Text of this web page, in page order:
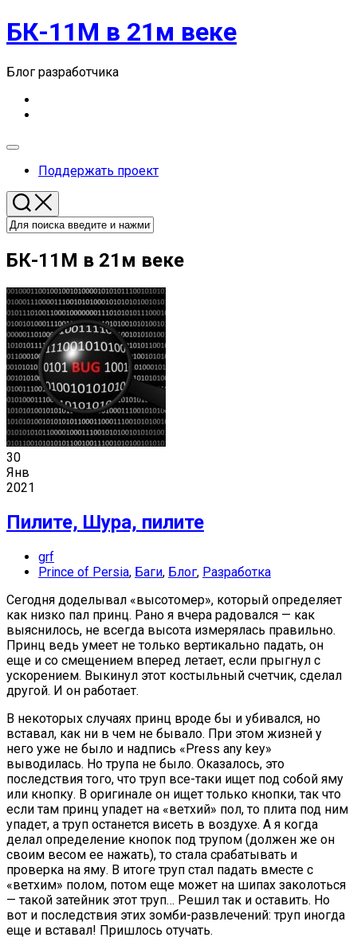
Перейти
кБК-11М в 21м веке
Блог разработчика
Развернуть
Поддержать проект
БК-11М в 21м веке
30
Янв
2021
Пилите, Шура, пилите
grf
Prince of Persia, Баги, Блог, Разработка
Сегодня доделывал «высотомер», который определяет
как низко пал принц. Рано я вчера радовался — как
выяснилось, не всегда высота измерялась правильно.
Принц ведь умеет не только вертикально падать, он
еще и со смещением вперед летает, если прыгнул с
ускорением. Выкинул этот костыльный счетчик, сделал
другой. И он работает.
В некоторых случаях принц вроде бы и убивался, но
вставал, как ни в чем не бывало. При этом жизней у
него уже не было и надпись «Press any key»
выводилась. Но трупа не было. Оказалось, это
последствия того, что труп все-таки ищет под собой яму
или кнопку. В оригинале он ищет только кнопки, так что
если там принц упадет на «ветхий» пол, то плита под ним
упадет, а труп останется висеть в воздухе. А я когда
делал определение кнопок под трупом (должен же он
своим весом ее нажать), то стала срабатывать и
проверка на яму. В итоге труп стал падать вместе с
«ветхим» полом, потом еще может на шипах заколоться
— такой затейник этот труп… Решил так и оставить. Но
вот и последствия этих зомби-развлечений: труп иногда
еще и вставал! Пришлось отучать.